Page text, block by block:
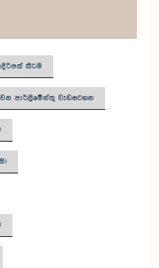
කිරීම
පාර්ලිමේන්තු වැඩසටහන